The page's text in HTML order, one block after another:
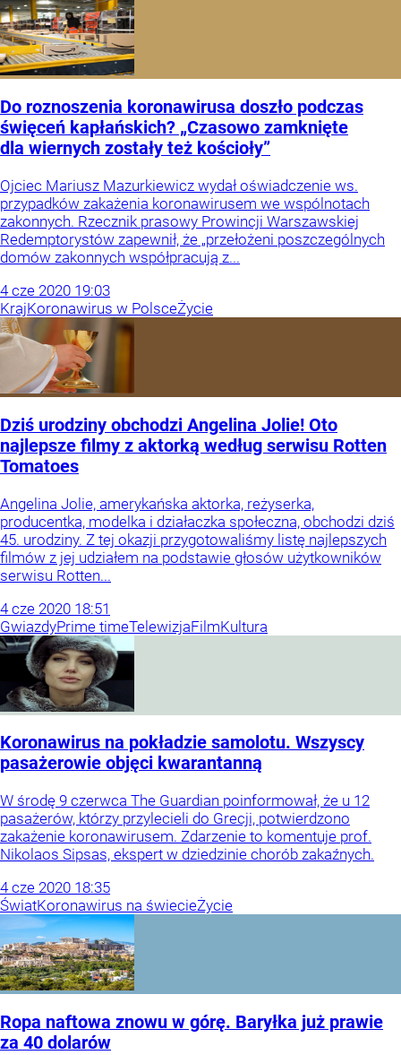
Do roznoszenia koronawirusa doszło podczas
święceń kapłańskich? „Czasowo zamknięte
dla wiernych zostały też kościoły”
Ojciec Mariusz Mazurkiewicz wydał oświadczenie ws.
przypadków zakażenia koronawirusem we wspólnotach
zakonnych. Rzecznik prasowy Prowincji Warszawskiej
Redemptorystów zapewnił, że „przełożeni poszczególnych
domów zakonnych współpracują z...
4 cze 2020 19:03
KrajKoronawirus w PolsceŻycie
Dziś urodziny obchodzi Angelina Jolie! Oto
najlepsze filmy z aktorką według serwisu Rotten
Tomatoes
Angelina Jolie, amerykańska aktorka, reżyserka,
producentka, modelka i działaczka społeczna, obchodzi dziś
45. urodziny. Z tej okazji przygotowaliśmy listę najlepszych
filmów z jej udziałem na podstawie głosów użytkowników
serwisu Rotten...
4 cze 2020 18:51
GwiazdyPrime timeTelewizjaFilmKultura
Koronawirus na pokładzie samolotu. Wszyscy
pasażerowie objęci kwarantanną
W środę 9 czerwca The Guardian poinformował, że u 12
pasażerów, którzy przylecieli do Grecji, potwierdzono
zakażenie koronawirusem. Zdarzenie to komentuje prof.
Nikolaos Sipsas, ekspert w dziedzinie chorób zakaźnych.
4 cze 2020 18:35
ŚwiatKoronawirus na świecieŻycie
Ropa naftowa znowu w górę. Baryłka już prawie
za 40 dolarów